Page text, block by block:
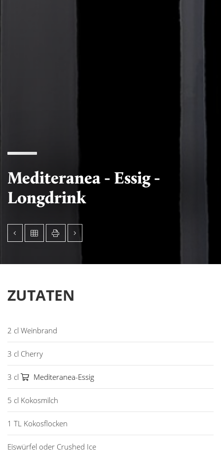
Mediteranea - Essig -
Longdrink
ZUTATEN
2 cl Weinbrand
3 cl Cherry
3 cl Mediteranea-Essig
5 cl Kokosmilch
1 TL Kokosflocken
Eiswürfel oder Crushed Ice